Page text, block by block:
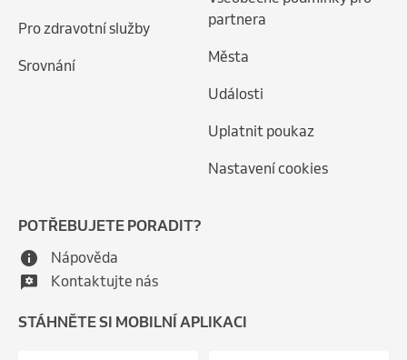
Pro zdravotní služby
Srovnání
partnera
Města
Události
Uplatnit poukaz
Nastavení cookies
POTŘEBUJETE PORADIT?
Nápověda
Kontaktujte nás
STÁHNĚTE SI MOBILNÍ APLIKACI